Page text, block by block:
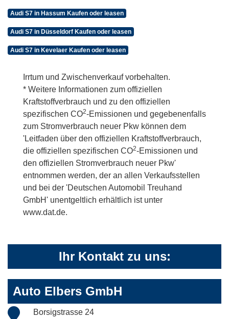
Audi S7 in Hassum Kaufen oder leasen
Audi S7 in Düsseldorf Kaufen oder leasen
Audi S7 in Kevelaer Kaufen oder leasen
Irrtum und Zwischenverkauf vorbehalten.
* Weitere Informationen zum offiziellen
Kraftstoffverbrauch und zu den offiziellen
spezifischen CO2-Emissionen und gegebenenfalls
zum Stromverbrauch neuer Pkw können dem
'Leitfaden über den offiziellen Kraftstoffverbrauch,
die offiziellen spezifischen CO2-Emissionen und
den offiziellen Stromverbrauch neuer Pkw'
entnommen werden, der an allen Verkaufsstellen
und bei der 'Deutschen Automobil Treuhand
GmbH' unentgeltlich erhältlich ist unter
www.dat.de.
Ihr Kontakt zu uns:
Auto Elbers GmbH
Borsigstrasse 24